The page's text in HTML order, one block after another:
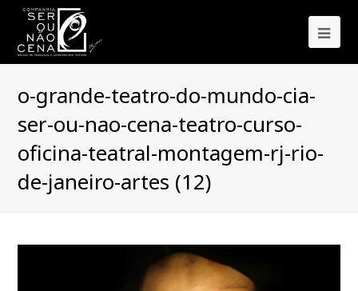
o-grande-teatro-do-mundo-cia-
ser-ou-nao-cena-teatro-curso-
oficina-teatral-montagem-rj-rio-
de-janeiro-artes (12)